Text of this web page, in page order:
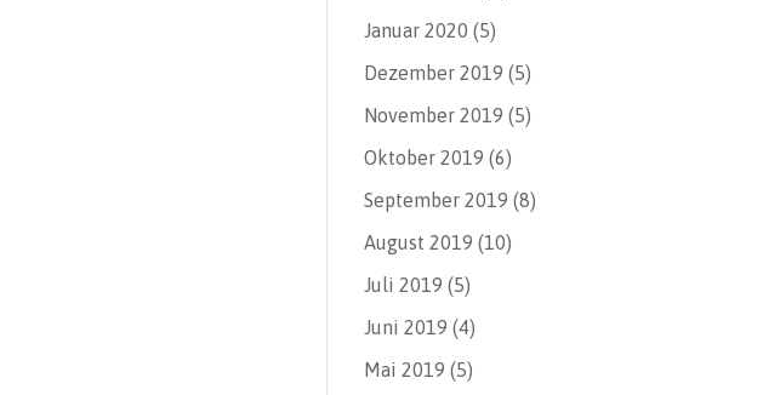
Januar 2020 (5)
Dezember 2019 (5)
November 2019 (5)
Oktober 2019 (6)
September 2019 (8)
August 2019 (10)
Juli 2019 (5)
Juni 2019 (4)
Mai 2019 (5)